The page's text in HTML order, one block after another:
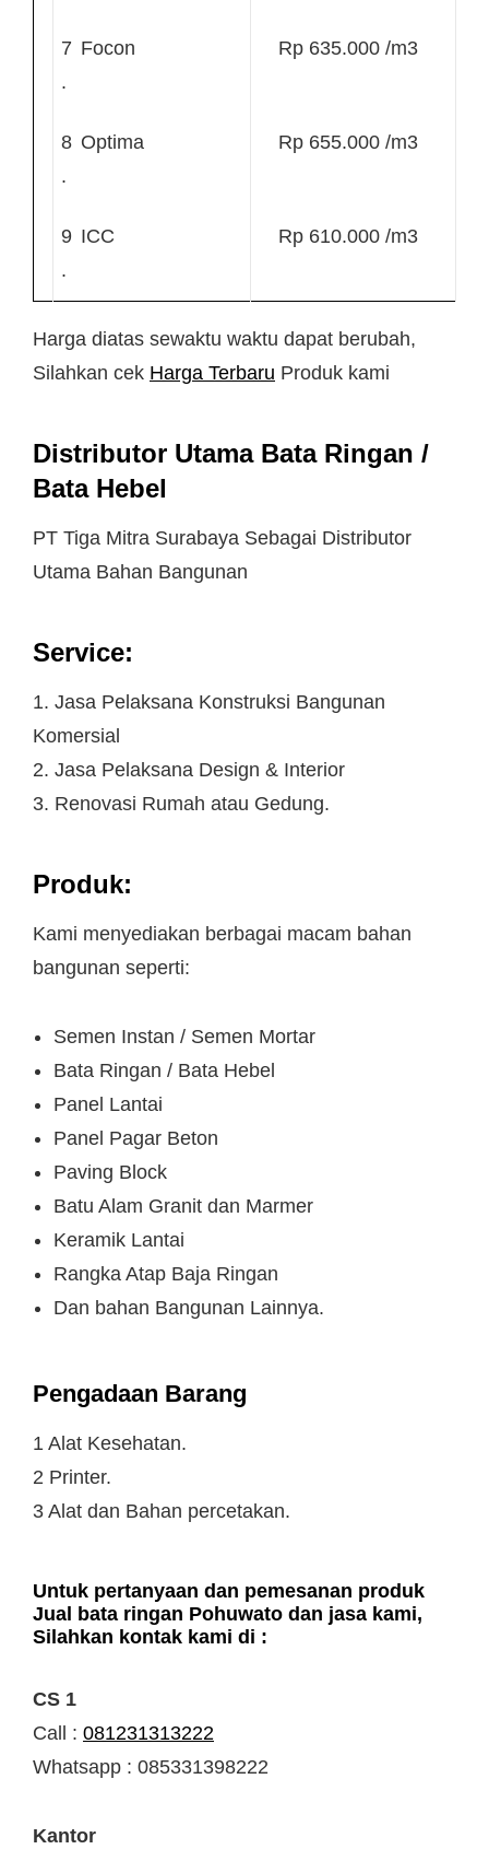
7
.
Focon Rp 635.000 /m3
8
.
Optima Rp 655.000 /m3
9
.
ICC Rp 610.000 /m3
Harga diatas sewaktu waktu dapat berubah,
Silahkan cek Harga Terbaru Produk kami
Distributor Utama Bata Ringan /
Bata Hebel
PT Tiga Mitra Surabaya Sebagai Distributor
Utama Bahan Bangunan
Service:
1. Jasa Pelaksana Konstruksi Bangunan
Komersial
2. Jasa Pelaksana Design & Interior
3. Renovasi Rumah atau Gedung.
Produk:
Kami menyediakan berbagai macam bahan
bangunan seperti:
Semen Instan / Semen Mortar
Bata Ringan / Bata Hebel
Panel Lantai
Panel Pagar Beton
Paving Block
Batu Alam Granit dan Marmer
Keramik Lantai
Rangka Atap Baja Ringan
Dan bahan Bangunan Lainnya.
Pengadaan Barang
1 Alat Kesehatan.
2 Printer.
3 Alat dan Bahan percetakan.
Untuk pertanyaan dan pemesanan produk
Jual bata ringan Pohuwato dan jasa kami,
Silahkan kontak kami di :
CS 1
Call : 081231313222
Whatsapp : 085331398222
Kantor